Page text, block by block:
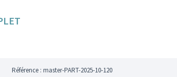
Référence : master-PART-2025-10-120